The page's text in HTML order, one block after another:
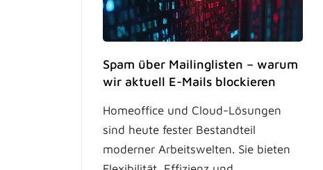
Spam über Mailinglisten – warum
wir aktuell E-Mails blockieren
Homeoffice und Cloud-Lösungen
sind heute fester Bestandteil
moderner Arbeitswelten. Sie bieten